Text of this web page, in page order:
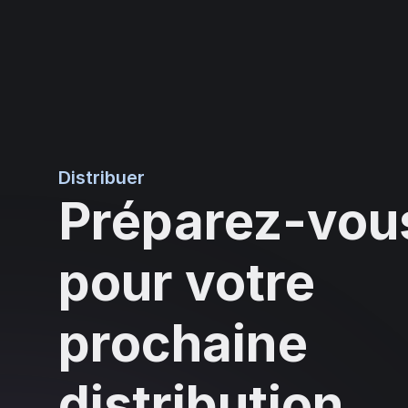
Distribuer
Préparez-
pour votre
prochaine